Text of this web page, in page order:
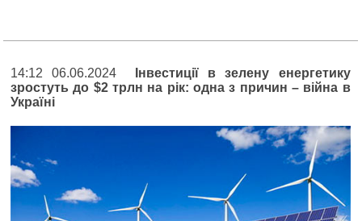
14:12 06.06.2024
Інвестиції в зелену енергетику
зростуть до $2 трлн на рік: одна з причин – війна в
Україні